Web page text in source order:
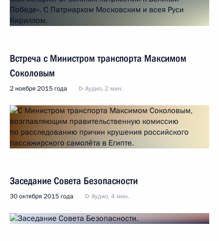
Встреча с Министром транспорта Максимом
Соколовым
2 ноября 2015 года Аудио, 2 мин.
Заседание Совета Безопасности
30 октября 2015 года Аудио, 4 мин.